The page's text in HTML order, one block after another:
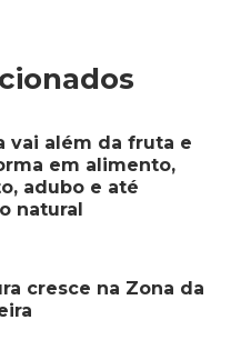
vai além da fruta e
em alimento,
adubo e até
natural
cresce na Zona da